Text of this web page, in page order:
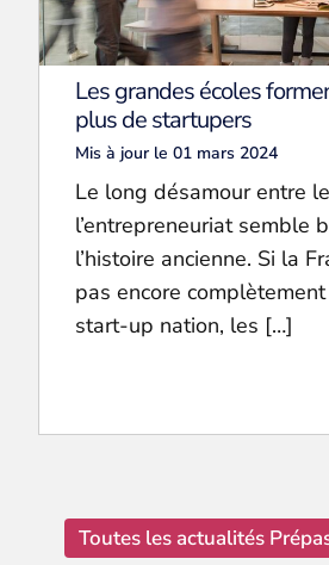
Les grandes écoles
plus de startupers
Mis à jour le 01 mars 2024
Le long désamour entre
l’entrepreneuriat semble
l’histoire ancienne. Si la
pas encore
start-up nation, les […]
Toutes les actualités